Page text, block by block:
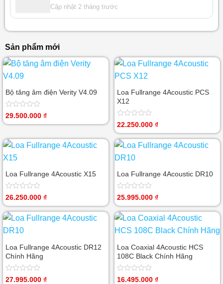
Cập nhật 2 tháng trước
Sản phẩm mới
Bộ tăng âm điện Verity V4.09
Được
5
sao
29.500.000 ₫
Loa Fullrange 4Acoustic PCS
X12
Được
hạng
0
sao
22.250.000 ₫
Loa Fullrange 4Acoustic X15
Được
hạng
0
sao
26.250.000 ₫
Loa Fullrange 4Acoustic DR10
Được
hạng
0
sao
25.995.000 ₫
Loa Fullrange 4Acoustic DR12
Chính Hãng
Được
27.995.000 ₫
Loa Coaxial 4Acoustic HCS
108C Black Chính Hãng
Được
16.495.000 ₫